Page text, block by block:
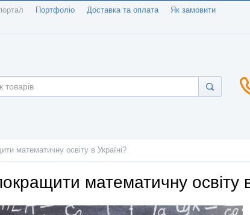
Портфоліо Доставка та оплата
Як замовити
математичну освіту в Україні?
математичну освіту